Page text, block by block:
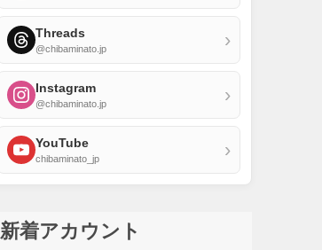
Threads
@chibaminato.jp ›
Instagram
@chibaminato.jp ›
YouTube
chibaminato_jp ›
新着アカウント